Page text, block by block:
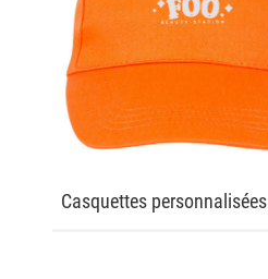
Casquettes personnalisées